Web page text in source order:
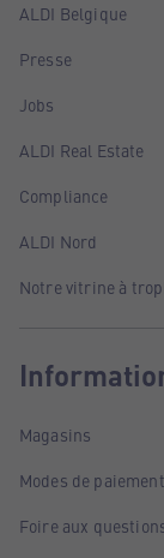
ALDI Belgique
Presse
Jobs
ALDI Real Estate
Compliance
ALDI Nord
Notre vitrine à
Magasins
Modes de paiement
Foire aux